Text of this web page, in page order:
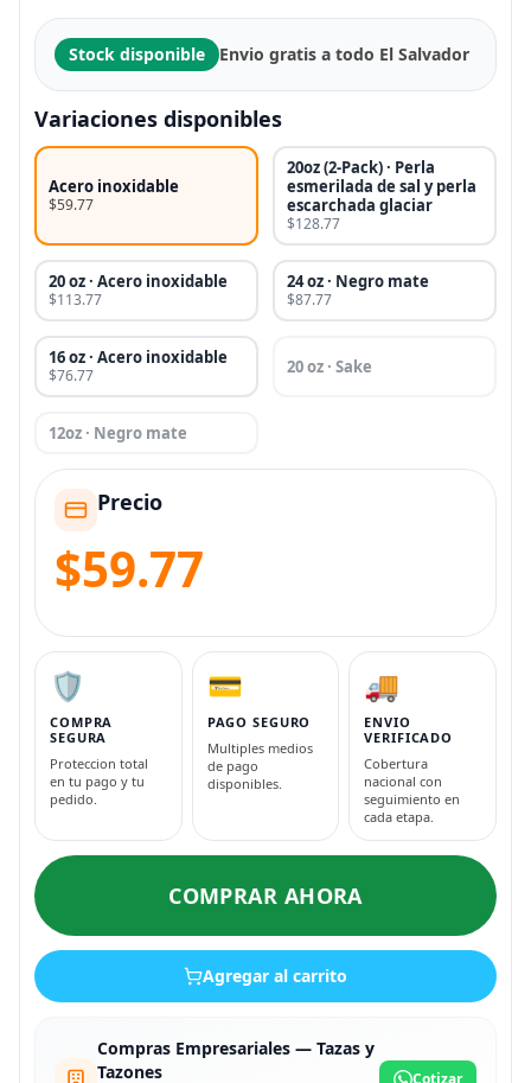
Stock disponible Envio gratis a todo El Salvador
Variaciones disponibles
Acero inoxidable
$59.77
20oz (2-Pack) · Perla
esmerilada de sal y perla
escarchada glaciar
$128.77
20 oz · Acero inoxidable
$113.77
24 oz · Negro mate
$87.77
16 oz · Acero inoxidable
$76.77 20 oz · Sake
12oz · Negro mate
Precio
$59.77
🛡️
COMPRA
SEGURA
Proteccion total
en tu pago y tu
pedido.
💳
PAGO SEGURO
Multiples medios
de pago
disponibles.
🚚
ENVIO
VERIFICADO
Cobertura
nacional con
seguimiento en
cada etapa.
COMPRAR AHORA
Agregar al carrito
Compras Empresariales — Tazas y
Tazones
Cotizar